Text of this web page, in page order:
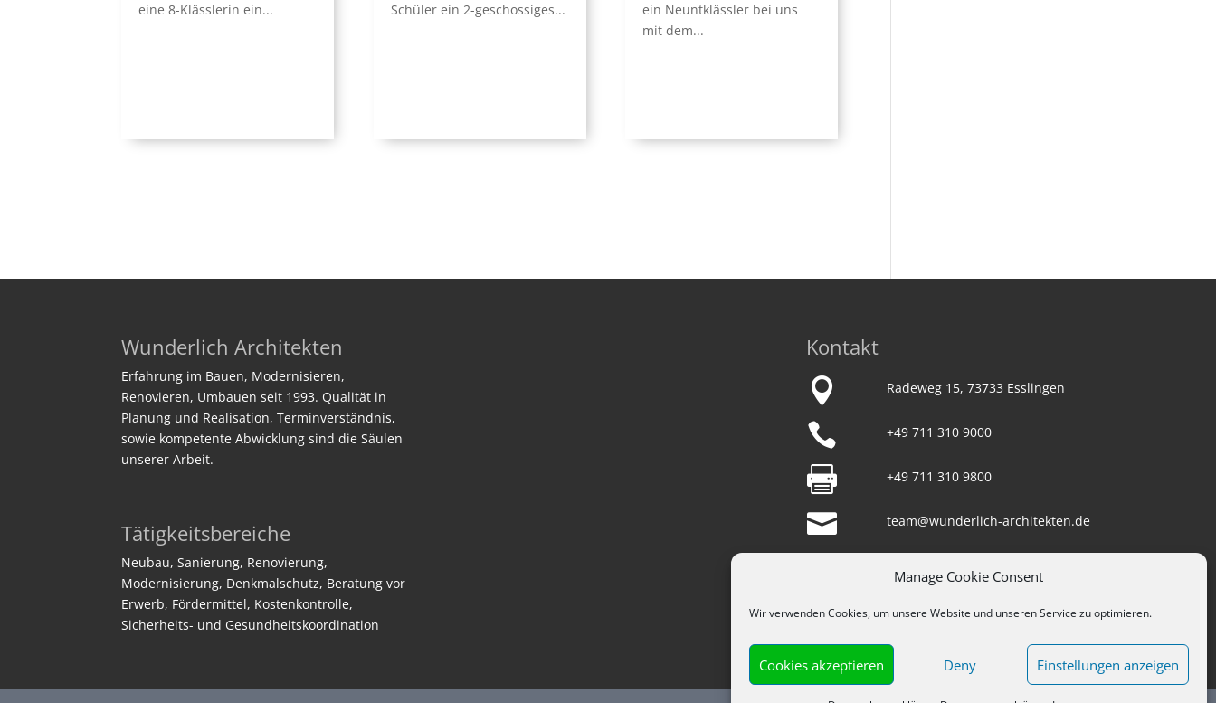
Manage Cookie Consent
Wir verwenden Cookies, um unsere Website und unseren Service zu optimieren.
Cookies akzeptieren Deny Einstellungen anzeigen
eine 8-Klässlerin ein...
Schüler ein 2-geschossiges...
ein Neuntklässler bei uns
mit dem...
Wunderlich Architekten
Erfahrung im Bauen, Modernisieren,
Renovieren, Umbauen seit 1993. Qualität in
Planung und Realisation, Terminverständnis,
sowie kompetente Abwicklung sind die Säulen
unserer Arbeit.
Tätigkeitsbereiche
Neubau, Sanierung, Renovierung,
Modernisierung, Denkmalschutz, Beratung vor
Erwerb, Fördermittel, Kostenkontrolle,
Sicherheits- und Gesundheitskoordination
Kontakt
 Radeweg 15, 73733 Esslingen
 +49 711 310 9000
 +49 711 310 9800
 team@wunderlich-architekten.de
Impressum Datenschutz